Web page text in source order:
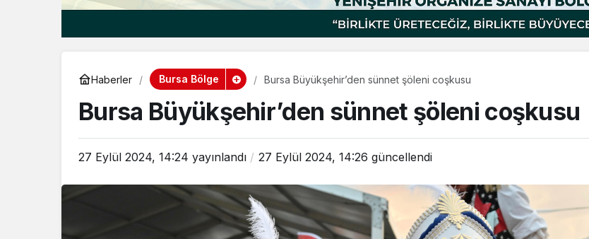
Haberler Bursa Bölge Bursa Büyükşehir’den sünnet şöleni coşkusu
Bursa Büyükşehir’den sünnet şöleni coşkusu
27 Eylül 2024, 14:24 yayınlandı 27 Eylül 2024, 14:26 güncellendi